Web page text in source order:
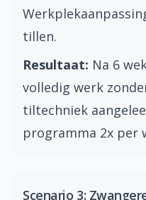
tillen.
Resultaat: Na 6
volledig werk
tiltechniek
programma 2x per
Scenario 3: